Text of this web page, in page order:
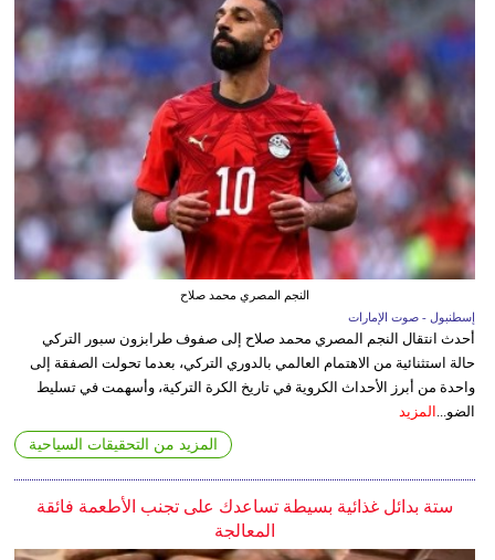
النجم المصري محمد صلاح
إسطنبول - صوت الإمارات
أحدث انتقال النجم المصري محمد صلاح إلى صفوف طرابزون سبور التركي
حالة استثنائية من الاهتمام العالمي بالدوري التركي، بعدما تحولت الصفقة إلى
واحدة من أبرز الأحداث الكروية في تاريخ الكرة التركية، وأسهمت في تسليط
الضو... المزيد
المزيد من التحقيقات السياحية
ستة بدائل غذائية بسيطة تساعدك على تجنب الأطعمة فائقة
المعالجة